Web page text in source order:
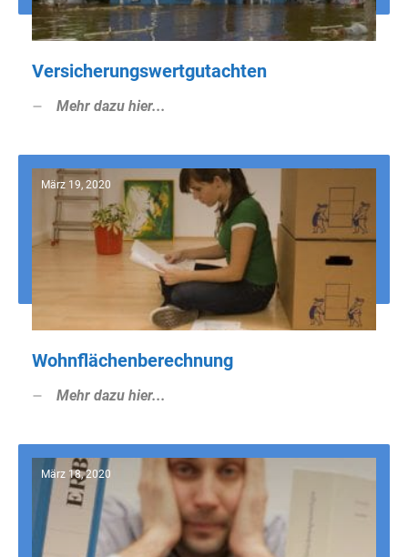
Versicherungswertgutachten
Mehr dazu hier...
März 19, 2020
Wohnflächenberechnung
Mehr dazu hier...
März 18, 2020